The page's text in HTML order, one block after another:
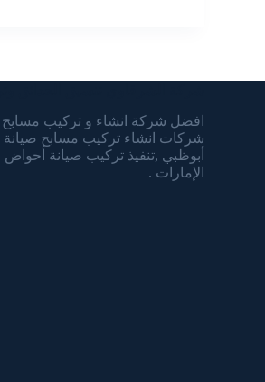
افضل شركة انشاء و تركيب مسابح
شركات انشاء تركيب مسابح
أبوظبي ,تنفيذ تركيب صيانة
الإمارات .